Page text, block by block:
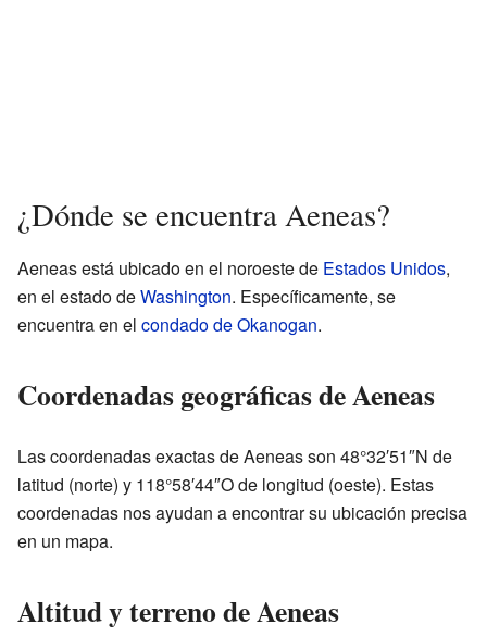
¿Dónde se encuentra Aeneas?
Aeneas está ubicado en el noroeste de Estados Unidos,
en el estado deWashington. Específicamente, se
encuentra en el condado de Okanogan.
Coordenadas geográficas de Aeneas
Las coordenadas exactas de Aeneas son 48°32′51″N de
latitud (norte) y 118°58′44″O de longitud (oeste). Estas
coordenadas nos ayudan a encontrar su ubicación precisa
en un mapa.
Altitud y terreno de Aeneas